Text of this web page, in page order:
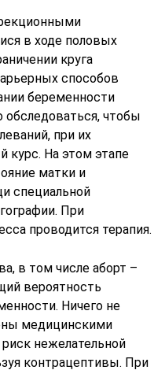
в ходе половых
круга
способов
беременности
чтобы
при их
курс. На этом этапе
матки и
специальной
При
проводится терапия.
в том числе аборт –
вероятность
Ничего не
медицинскими
нежелательной
контрацептивы. При